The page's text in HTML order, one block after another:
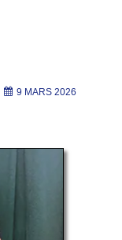
9 MARS 2026